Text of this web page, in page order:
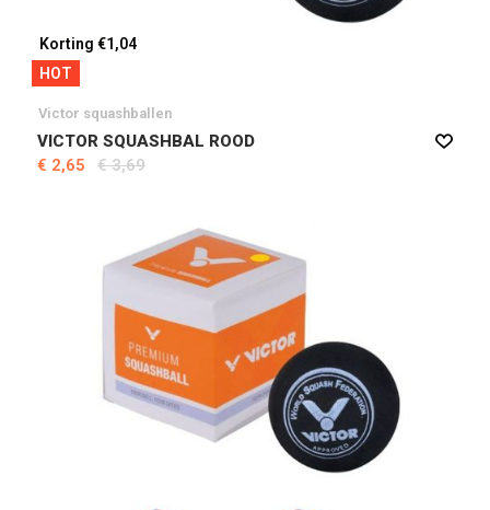
Korting €1,04
HOT
Victor squashballen
VICTOR SQUASHBAL ROOD
€ 2,65
€ 3,69